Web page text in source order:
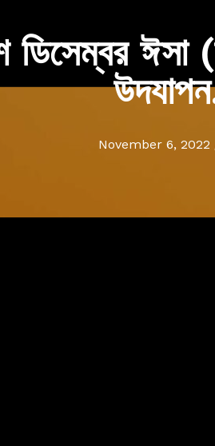
ডিসেম্বর ঈসা
November 6, 2022